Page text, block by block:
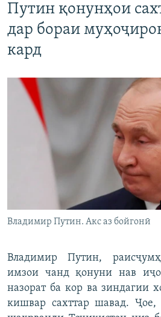
Путин қонунҳои
дар бораи
кард
Владимир Путин. Акс аз бойгонӣ
Владимир Путин,
имзои чанд қонуни нав
назорат ба кор ва зиндагии
кишвар сахттар шавад. Ҷое,